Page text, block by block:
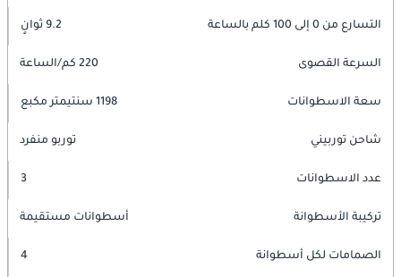
التسارع من 0 إلى 100 كلم بالساعة 9.2 ثوانٍ
السرعة القصوى 220 كم/الساعة
سعة الاسطوانات 1198 سنتيمتر مكبع
شاحن توربيني توربو منفرد
عدد الاسطوانات 3
تركيبة الأسطوانة أسطوانات مستقيمة
الصمامات لكل أسطوانة 4